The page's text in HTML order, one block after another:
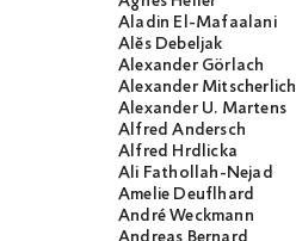
Aladin El-Mafaalani
Alĕs Debeljak
Alexander Görlach
Alexander Mitscherlich
Alexander U. Martens
Alfred Andersch
Alfred Hrdlicka
Ali Fathollah-Nejad
Amelie Deuflhard
André Weckmann